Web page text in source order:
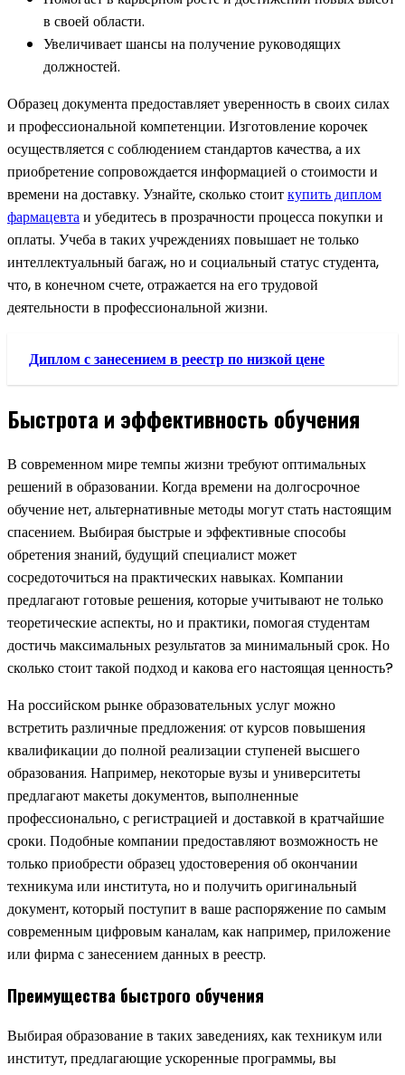
в своей области.
Увеличивает шансы на получение руководящих
должностей.
Образец документа предоставляет уверенность в своих силах
и профессиональной компетенции. Изготовление корочек
осуществляется с соблюдением стандартов качества, а их
приобретение сопровождается информацией о стоимости и
времени на доставку. Узнайте, сколько стоиткупить диплом
фармацевтаи убедитесь в прозрачности процесса покупки и
оплаты. Учеба в таких учреждениях повышает не только
интеллектуальный багаж, но и социальный статус студента,
что, в конечном счете, отражается на его трудовой
деятельности в профессиональной жизни.
Диплом с занесением в реестр по низкой цене
Быстрота и эффективность обучения
В современном мире темпы жизни требуют оптимальных
решений в образовании. Когда времени на долгосрочное
обучение нет, альтернативные методы могут стать настоящим
спасением. Выбирая быстрые и эффективные способы
обретения знаний, будущий специалист может
сосредоточиться на практических навыках. Компании
предлагают готовые решения, которые учитывают не только
теоретические аспекты, но и практики, помогая студентам
достичь максимальных результатов за минимальный срок. Но
сколько стоит такой подход и какова его настоящая ценность?
На российском рынке образовательных услуг можно
встретить различные предложения: от курсов повышения
квалификации до полной реализации ступеней высшего
образования. Например, некоторые вузы и университеты
предлагают макеты документов, выполненные
профессионально, с регистрацией и доставкой в кратчайшие
сроки. Подобные компании предоставляют возможность не
только приобрести образец удостоверения об окончании
техникума или института, но и получить оригинальный
документ, который поступит в ваше распоряжение по самым
современным цифровым каналам, как например, приложение
или фирма с занесением данных в реестр.
Преимущества быстрого обучения
Выбирая образование в таких заведениях, как техникум или
институт, предлагающие ускоренные программы, вы